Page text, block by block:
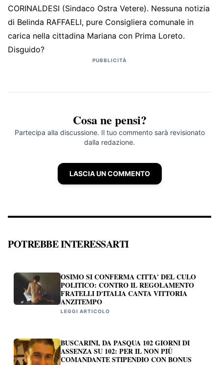
CORINALDESI (Sindaco Ostra Vetere). Nessuna notizia
di Belinda RAFFAELI, pure Consigliera comunale in
carica nella cittadina Mariana con Prima Loreto.
Disguido?
PUBBLICITÀ
Cosa ne pensi?
Partecipa alla discussione. Il tuo commento sarà revisionato
dalla redazione.
LASCIA UN COMMENTO
POTREBBE INTERESSARTI
OSIMO SI CONFERMA CITTA' DEL CULO
POLITICO: CONTRO IL REGOLAMENTO
FRATELLI D'ITALIA CANTA VITTORIA
ANZITEMPO
LEGGI ARTICOLO
BUSCARINI, DA PASQUA 102 GIORNI DI
ASSENZA SU 102: PER IL NON PIÙ
COMANDANTE STIPENDIO CON BONUS